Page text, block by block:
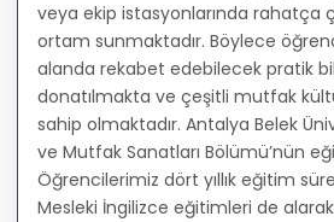
veya ekip istasyonlarında rahatça
ortam sunmaktadır. Böylece
alanda rekabet edebilecek pratik
donatılmakta ve çeşitli mutfak
sahip olmaktadır. Antalya Belek
ve Mutfak Sanatları Bölümü’nün
Öğrencilerimiz dört yıllık eğitim
Mesleki İngilizce eğitimleri de